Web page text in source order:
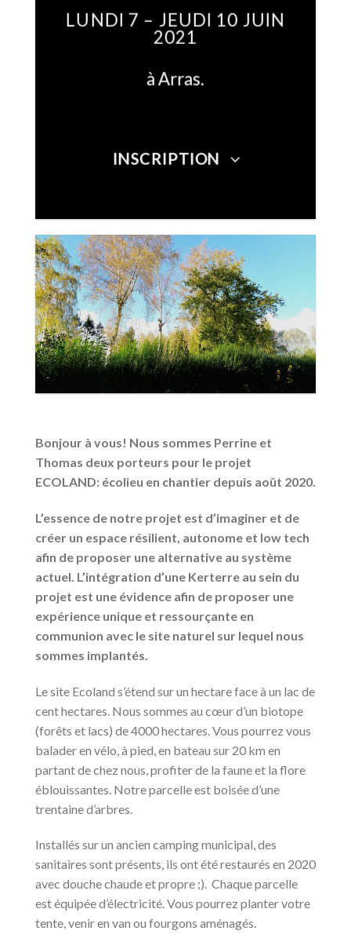
LUNDI 7 – JEUDI 10 JUIN
2021
à Arras.
INSCRIPTION
Bonjour à vous! Nous sommes Perrine et
Thomas deux porteurs pour le projet
ECOLAND: écolieu en chantier depuis août 2020.
L’essence de notre projet est d’imaginer et de
créer un espace résilient, autonome et low tech
afin de proposer une alternative au système
actuel. L’intégration d’une Kerterre au sein du
projet est une évidence afin de proposer une
expérience unique et ressourçante en
communion avec le site naturel sur lequel nous
sommes implantés.
Le site Ecoland s’étend sur un hectare face à un lac de
cent hectares. Nous sommes au cœur d’un biotope
(forêts et lacs) de 4000 hectares. Vous pourrez vous
balader en vélo, à pied, en bateau sur 20 km en
partant de chez nous, profiter de la faune et la flore
éblouissantes. Notre parcelle est boisée d’une
trentaine d’arbres.
Installés sur un ancien camping municipal, des
sanitaires sont présents, ils ont été restaurés en 2020
avec douche chaude et propre ;). Chaque parcelle
est équipée d’électricité.Vous pourrez planter votre
tente, venir en van ou fourgons aménagés.